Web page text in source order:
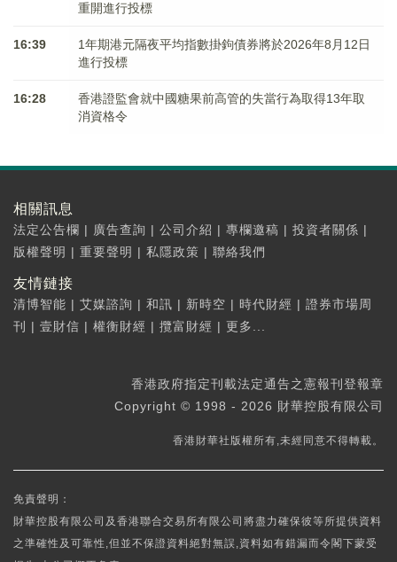
重開進行投標
16:39
1年期港元隔夜平均指數掛鉤債券將於2026年8月12日
進行投標
16:28
香港證監會就中國糖果前高管的失當行為取得13年取
消資格令
相關訊息
法定公告欄 | 廣告查詢 | 公司介紹 | 專欄邀稿 | 投資者關係 |
版權聲明 | 重要聲明 | 私隱政策 | 聯絡我們
友情鏈接
清博智能 | 艾媒諮詢 | 和訊 | 新時空 | 時代財經 | 證券市場周
刊
| 壹財信 | 權衡財經 | 攬富財經 | 更多...
香港政府指定刊載法定通告之憲報刊登報章
Copyright © 1998 - 2026 財華控股有限公司
香港財華社版權所有,未經同意不得轉載。
免責聲明：
財華控股有限公司及香港聯合交易所有限公司將盡力確保彼等所提供資料
之準確性及可靠性,但並不保證資料絕對無誤,資料如有錯漏而令閣下蒙受